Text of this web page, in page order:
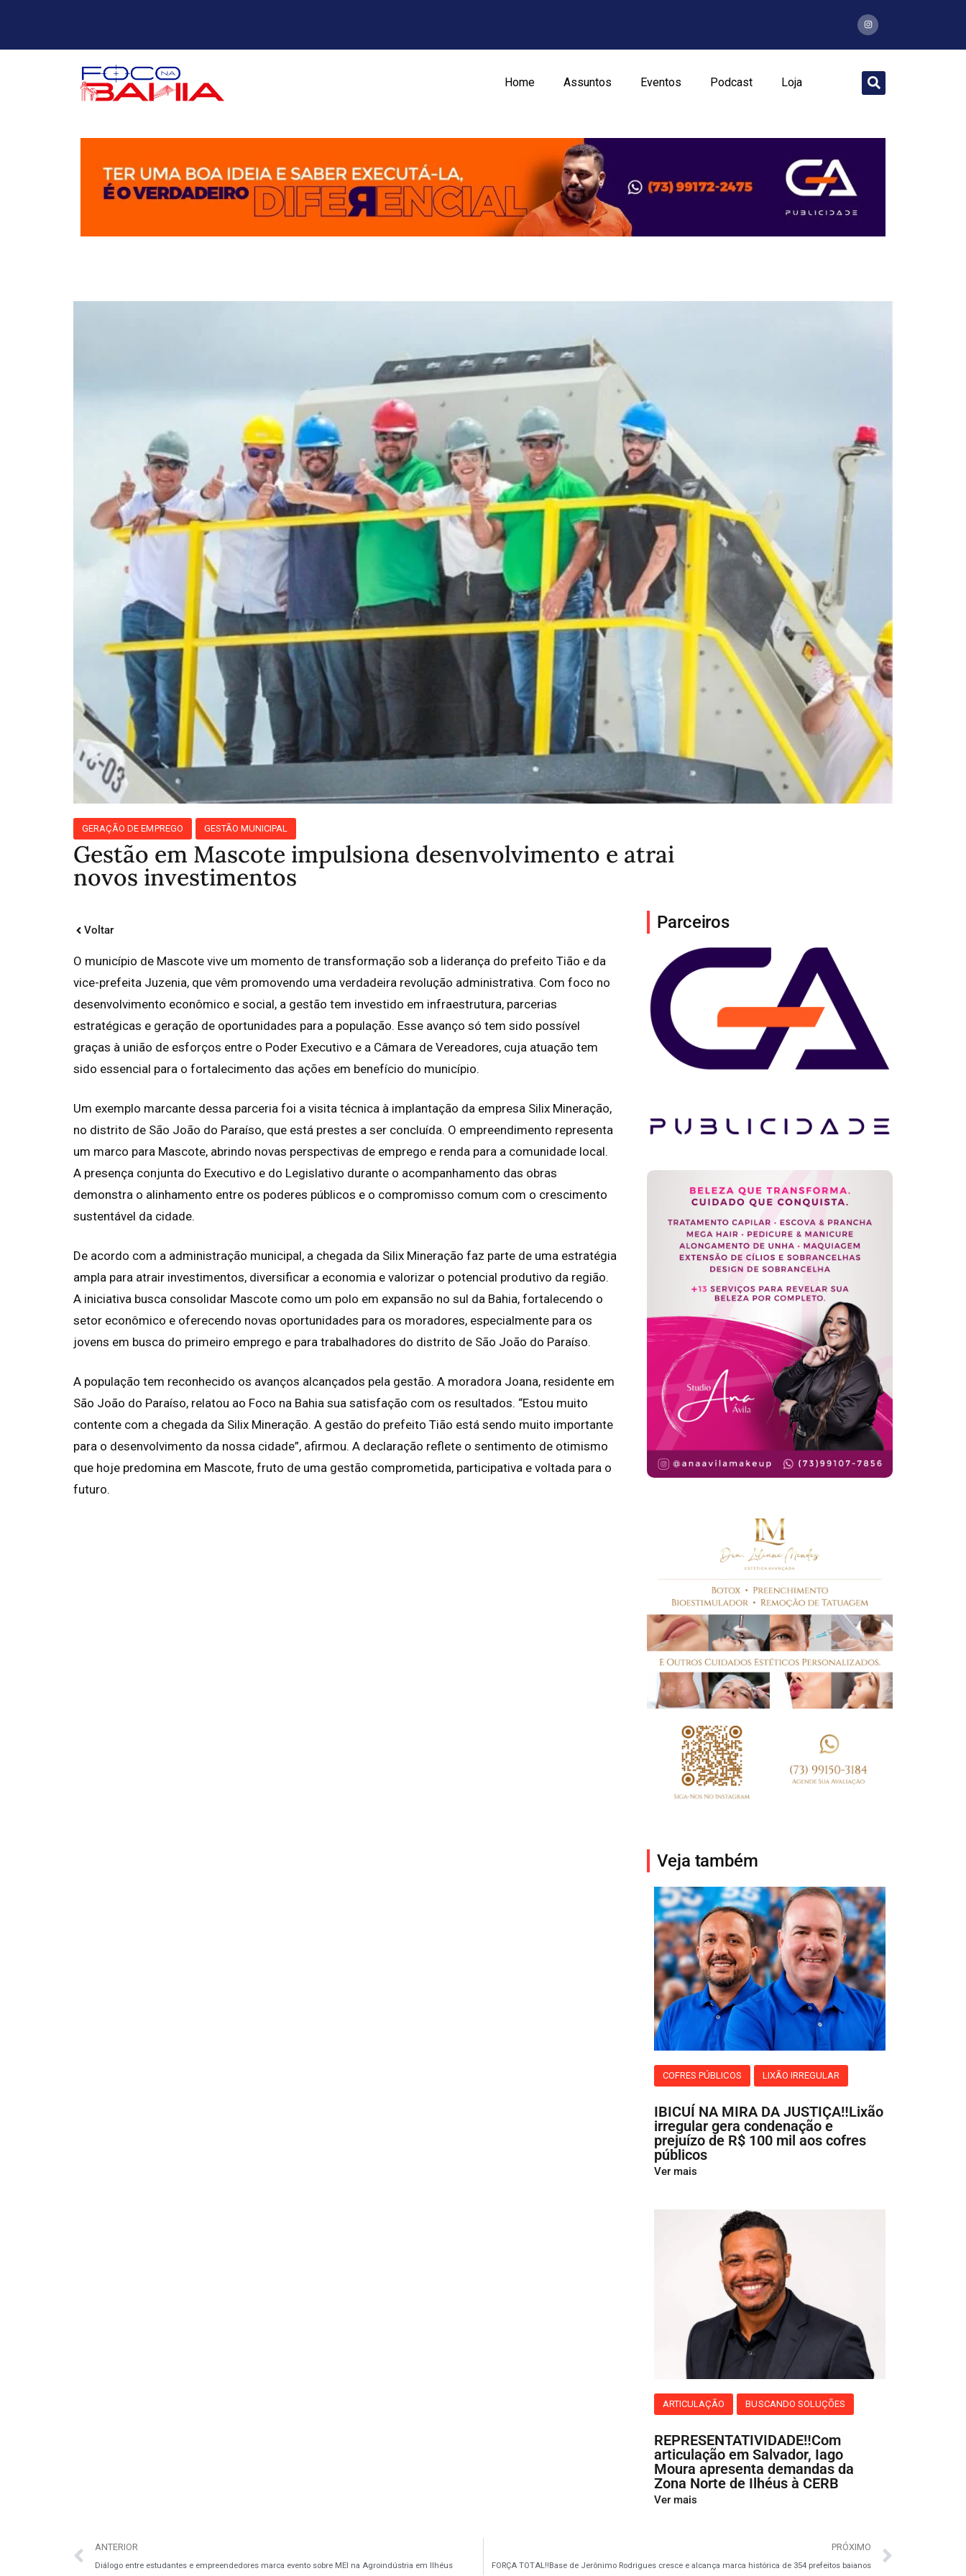
Home Assuntos Eventos Podcast Loja
GERAÇÃO DE EMPREGO GESTÃO MUNICIPAL
Gestão em Mascote impulsiona desenvolvimento e atrai
novos investimentos
Voltar
O município de Mascote vive um momento de transformação sob a liderança do prefeito Tião e da
vice-prefeita Juzenia, que vêm promovendo uma verdadeira revolução administrativa. Com foco no
desenvolvimento econômico e social, a gestão tem investido em infraestrutura, parcerias
estratégicas e geração de oportunidades para a população. Esse avanço só tem sido possível
graças à união de esforços entre o Poder Executivo e a Câmara de Vereadores, cuja atuação tem
sido essencial para o fortalecimento das ações em benefício do município.
Um exemplo marcante dessa parceria foi a visita técnica à implantação da empresa Silix Mineração,
no distrito de São João do Paraíso, que está prestes a ser concluída. O empreendimento representa
um marco para Mascote, abrindo novas perspectivas de emprego e renda para a comunidade local.
A presença conjunta do Executivo e do Legislativo durante o acompanhamento das obras
demonstra o alinhamento entre os poderes públicos e o compromisso comum com o crescimento
sustentável da cidade.
De acordo com a administração municipal, a chegada da Silix Mineração faz parte de uma estratégia
ampla para atrair investimentos, diversificar a economia e valorizar o potencial produtivo da região.
A iniciativa busca consolidar Mascote como um polo em expansão no sul da Bahia, fortalecendo o
setor econômico e oferecendo novas oportunidades para os moradores, especialmente para os
jovens em busca do primeiro emprego e para trabalhadores do distrito de São João do Paraíso.
A população tem reconhecido os avanços alcançados pela gestão. A moradora Joana, residente em
São João do Paraíso, relatou ao Foco na Bahia sua satisfação com os resultados. “Estou muito
contente com a chegada da Silix Mineração. A gestão do prefeito Tião está sendo muito importante
para o desenvolvimento da nossa cidade”, afirmou. A declaração reflete o sentimento de otimismo
que hoje predomina em Mascote, fruto de uma gestão comprometida, participativa e voltada para o
futuro.
Parceiros
Veja também
COFRES PÚBLICOS LIXÃO IRREGULAR
IBICUÍ NA MIRA DA JUSTIÇA‼️Lixão
irregular gera condenação e
prejuízo de R$ 100 mil aos cofres
públicos
Ver mais
ARTICULAÇÃO BUSCANDO SOLUÇÕES
REPRESENTATIVIDADE‼️Com
articulação em Salvador, Iago
Moura apresenta demandas da
Zona Norte de Ilhéus à CERB
Ver mais
ANTERIOR
Diálogo entre estudantes e empreendedores marca evento sobre MEI na Agroindústria em Ilhéus
PRÓXIMO
FORÇA TOTAL‼️Base de Jerônimo Rodrigues cresce e alcança marca histórica de 354 prefeitos baianos